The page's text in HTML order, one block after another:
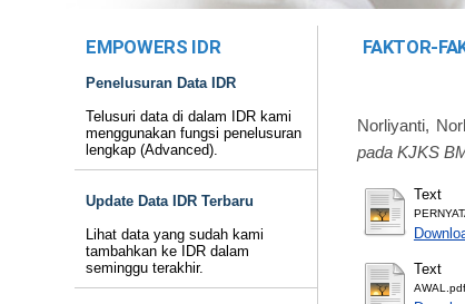
EMPOWERS IDR
Penelusuran Data IDR
Telusuri data di dalam IDR kami
menggunakan fungsi penelusuran
lengkap (Advanced).
Update Data IDR Terbaru
Lihat data yang sudah kami
tambahkan ke IDR dalam
seminggu terakhir.
FAKTOR-
Norliyanti,
pada KJKS
Text
Text
AWAL.pdf